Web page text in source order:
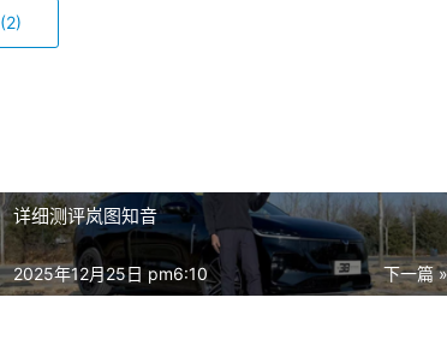
(2)
详细测评岚图知音
下一篇 »
2025年12月25日 pm6:10